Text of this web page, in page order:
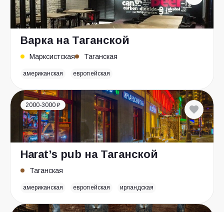
Варка на Таганской
Марксистская Таганская
американская европейская
2000-3000 ₽
Harat’s pub на Таганской
Таганская
американская европейская ирландская